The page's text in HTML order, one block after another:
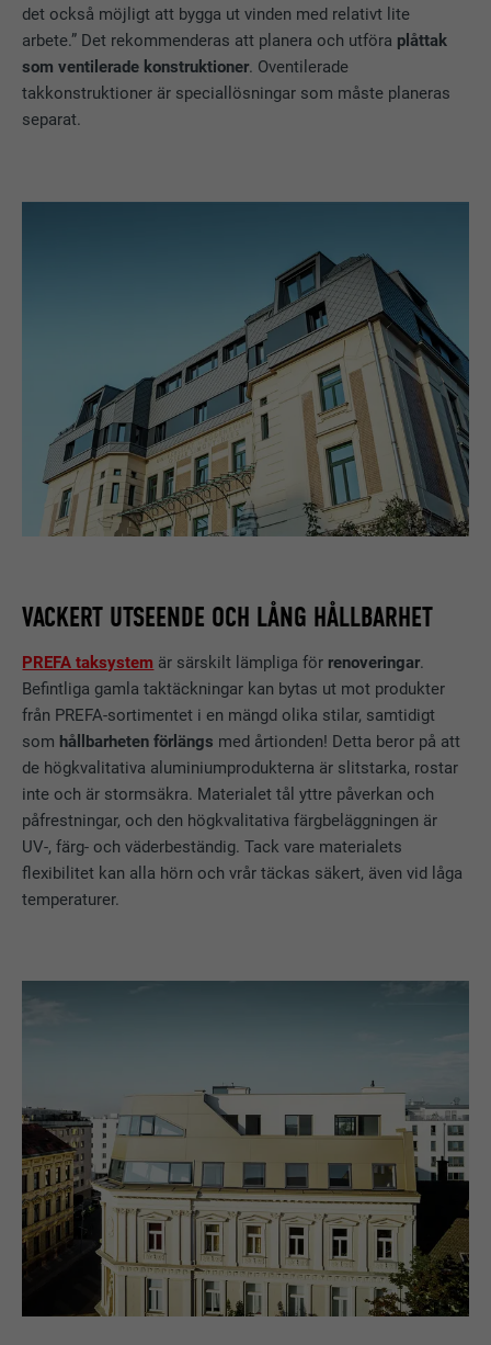
det också möjligt att bygga ut vinden med relativt lite
arbete.” Det rekommenderas att planera och utföra plåttak
som ventilerade konstruktioner. Oventilerade
takkonstruktioner är speciallösningar som måste planeras
separat.
VACKERT UTSEENDE OCH LÅNG HÅLLBARHET
PREFA taksystem är särskilt lämpliga för renoveringar.
Befintliga gamla taktäckningar kan bytas ut mot produkter
från PREFA-sortimentet i en mängd olika stilar, samtidigt
som hållbarheten förlängs med årtionden! Detta beror på att
de högkvalitativa aluminiumprodukterna är slitstarka, rostar
inte och är stormsäkra. Materialet tål yttre påverkan och
påfrestningar, och den högkvalitativa färgbeläggningen är
UV-, färg- och väderbeständig. Tack vare materialets
flexibilitet kan alla hörn och vrår täckas säkert, även vid låga
temperaturer.